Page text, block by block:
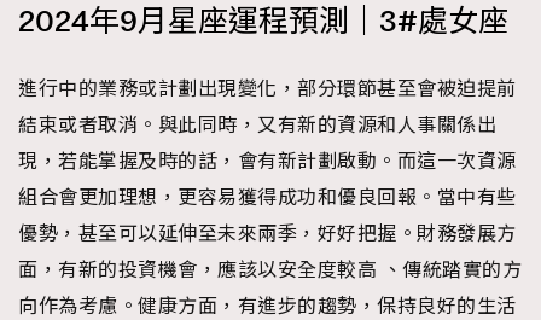
2024年9月星座運程預測｜3#處女座
進行中的業務或計劃出現變化，部分環節甚至會被迫提前
結束或者取消。與此同時，又有新的資源和人事關係出
現，若能掌握及時的話，會有新計劃啟動。而這一次資源
組合會更加理想，更容易獲得成功和優良回報。當中有些
優勢，甚至可以延伸至未來兩季，好好把握。財務發展方
面，有新的投資機會，應該以安全度較高 、傳統踏實的方
向作為考慮。健康方面，有進步的趨勢，保持良好的生活